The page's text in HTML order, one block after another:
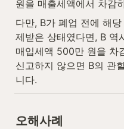
원을 매출세액에서 차감
다만, B가 폐업 전에 해
제받은 상태였다면, B 역
매입세액 500만 원을 차
신고하지 않으면 B의 관
니다.
오해사례